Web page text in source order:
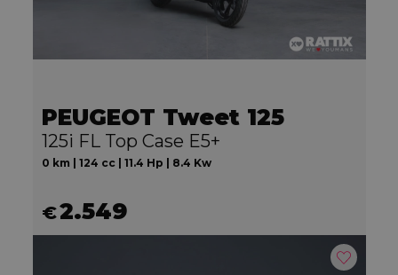
PEUGEOT Tweet 125
125i FL Top Case E5+
0 km | 124 cc | 11.4 Hp | 8.4 Kw
€2.549